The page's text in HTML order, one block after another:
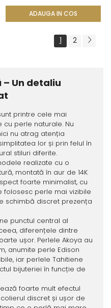
ADAUGA IN COS
1 2
– Un detaliu
printre cele mai
perle naturale. Nu
nu atrag atenția
lor și prin felul în
stiluri diferite.
realizate cu o
montată în aur de 14K
foarte minimalist, cu
folosesc perle mai vizibile
schimbă discret prezența
punctul central al
diferențele dintre
ușor. Perlele Akoya au
anumite perle Edison
iar perlele Tahitiene
bijuteriei în funcție de
foarte mult efectul
discret și ușor de